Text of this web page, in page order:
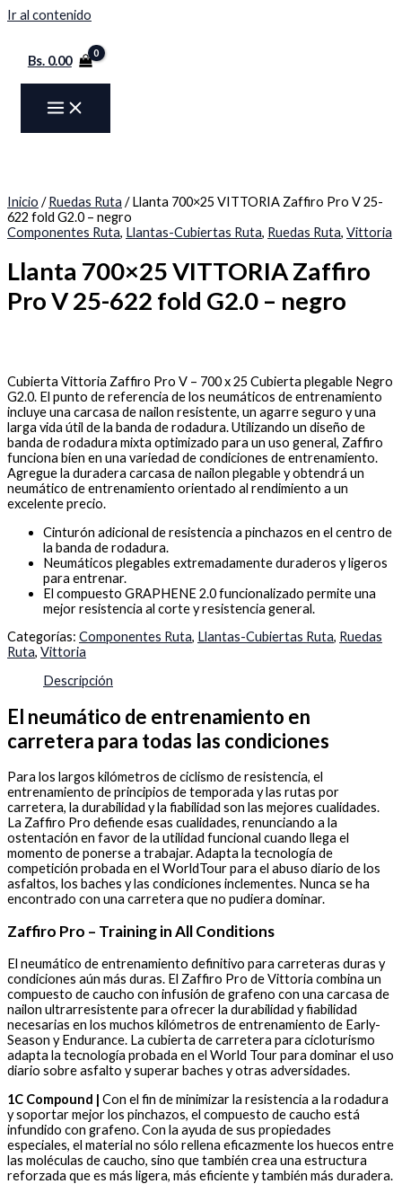
Ir al contenido
Bs.0.00
Inicio /Ruedas Ruta / Llanta 700×25 VITTORIA Zaffiro Pro V 25-
622 fold G2.0 – negro
Componentes Ruta, Llantas-Cubiertas Ruta, Ruedas Ruta, Vittoria
Llanta 700×25 VITTORIA Zaffiro
Pro V 25-622 fold G2.0 – negro
Cubierta Vittoria Zaffiro Pro V – 700 x 25 Cubierta plegable Negro
G2.0. El punto de referencia de los neumáticos de entrenamiento
incluye una carcasa de nailon resistente, un agarre seguro y una
larga vida útil de la banda de rodadura. Utilizando un diseño de
banda de rodadura mixta optimizado para un uso general, Zaffiro
funciona bien en una variedad de condiciones de entrenamiento.
Agregue la duradera carcasa de nailon plegable y obtendrá un
neumático de entrenamiento orientado al rendimiento a un
excelente precio.
Cinturón adicional de resistencia a pinchazos en el centro de
la banda de rodadura.
Neumáticos plegables extremadamente duraderos y ligeros
para entrenar.
El compuesto GRAPHENE 2.0 funcionalizado permite una
mejor resistencia al corte y resistencia general.
Categorías: Componentes Ruta, Llantas-Cubiertas Ruta, Ruedas
Ruta, Vittoria
Descripción
El neumático de entrenamiento en
carretera para todas las condiciones
Para los largos kilómetros de ciclismo de resistencia, el
entrenamiento de principios de temporada y las rutas por
carretera, la durabilidad y la fiabilidad son las mejores cualidades.
La Zaffiro Pro defiende esas cualidades, renunciando a la
ostentación en favor de la utilidad funcional cuando llega el
momento de ponerse a trabajar. Adapta la tecnología de
competición probada en el WorldTour para el abuso diario de los
asfaltos, los baches y las condiciones inclementes. Nunca se ha
encontrado con una carretera que no pudiera dominar.
Zaffiro Pro – Training in All Conditions
El neumático de entrenamiento definitivo para carreteras duras y
condiciones aún más duras. El Zaffiro Pro de Vittoria combina un
compuesto de caucho con infusión de grafeno con una carcasa de
nailon ultrarresistente para ofrecer la durabilidad y fiabilidad
necesarias en los muchos kilómetros de entrenamiento de Early-
Season y Endurance. La cubierta de carretera para cicloturismo
adapta la tecnología probada en el World Tour para dominar el uso
diario sobre asfalto y superar baches y otras adversidades.
1C Compound | Con el fin de minimizar la resistencia a la rodadura
y soportar mejor los pinchazos, el compuesto de caucho está
infundido con grafeno. Con la ayuda de sus propiedades
especiales, el material no sólo rellena eficazmente los huecos entre
las moléculas de caucho, sino que también crea una estructura
reforzada que es más ligera, más eficiente y también más duradera.